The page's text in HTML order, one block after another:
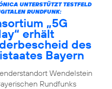
UNTERSTÜTZT TESTFELD
RUNDFUNK:
„5G
erhält
des
Bayern
Wendelstein
Rundfunks